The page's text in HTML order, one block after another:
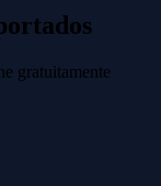
gratuitamente